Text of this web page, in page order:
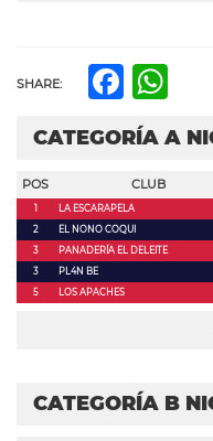
SHARE:
CATEGORÍA A
POS CLUB
1 LA ESCARAPELA
2
EL NONO COQUI
3
PANADERÍA EL DELEITE
3
PL4N BE
5
LOS APACHES
CATEGORÍA B